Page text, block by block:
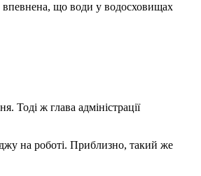
впевнена, що води у водосховищах
Тоді ж глава адміністрації
на роботі. Приблизно, такий же